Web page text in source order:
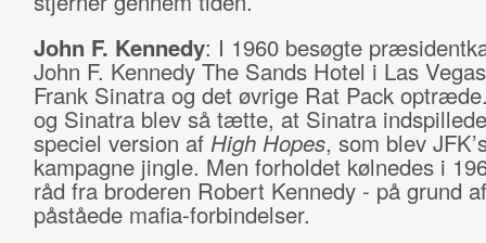
John F. Kennedy: I 1960 besøgte
John F. Kennedy The Sands Hotel i Las
Frank Sinatra og det øvrige Rat Pack
og Sinatra blev så tætte, at Sinatra
speciel version af High Hopes, som blev
kampagne jingle. Men forholdet kølnedes i
råd fra broderen Robert Kennedy - på grund
påståede mafia-forbindelser.